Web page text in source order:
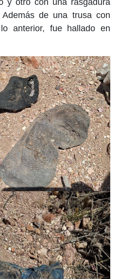
y otro con una rasgadura
de una trusa con
anterior, fue hallado en